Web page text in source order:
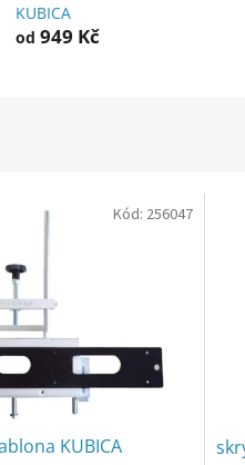
KUBICA
od 949 Kč
KUBICA
Kód: 256047